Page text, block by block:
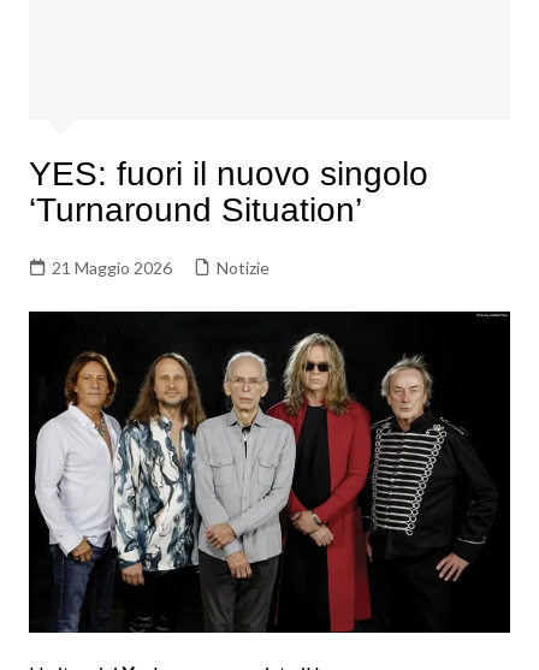
YES: fuori il nuovo singolo
‘Turnaround Situation’
21 Maggio 2026 Notizie